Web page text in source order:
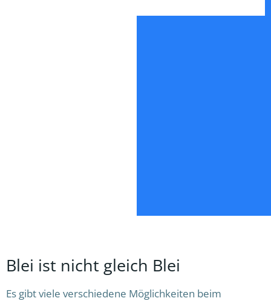
Blei ist nicht gleich Blei
Es gibt viele verschiedene Möglichkeiten beim